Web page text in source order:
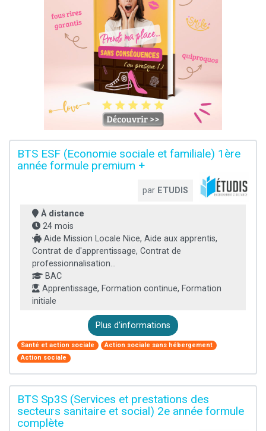
BTS ESF (Economie sociale et familiale) 1ère
année formule premium +
par ETUDIS
À distance
24 mois
Aide Mission Locale Nice, Aide aux apprentis,
Contrat de d'apprentissage, Contrat de
professionnalisation...
BAC
Apprentissage, Formation continue, Formation
initiale
Plus d'informations
Santé et action sociale
Action sociale sans hébergement
Action sociale
BTS Sp3S (Services et prestations des
secteurs sanitaire et social) 2e année formule
complète